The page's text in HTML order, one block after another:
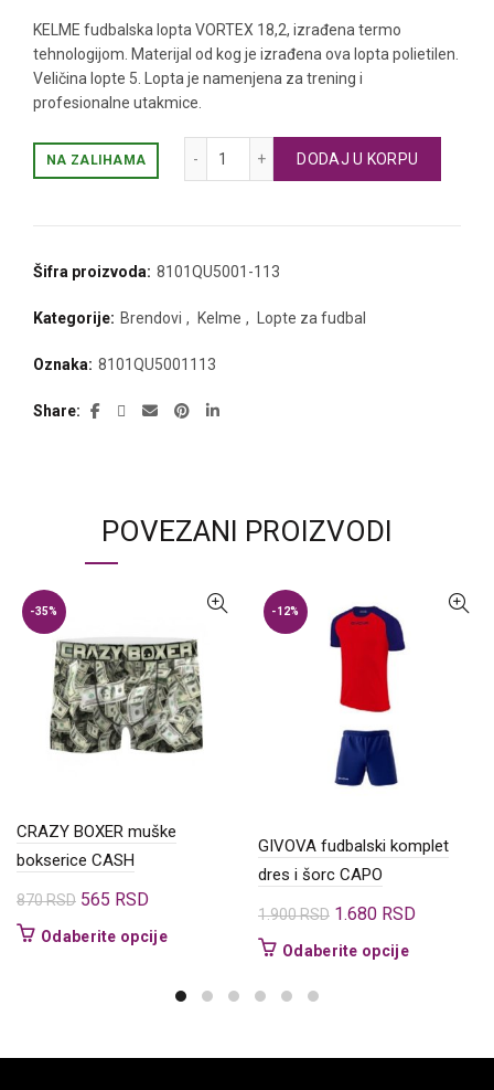
cena
je
3.490 RSD.
cena
je:
KELME fudbalska lopta VORTEX 18,2, izrađena termo
tehnologijom. Materijal od kog je izrađena ova lopta polietilen.
Veličina lopte 5. Lopta je namenjena za trening i
profesionalne utakmice.
NA ZALIHAMA
KELME fudbalska lopta VORTEX 18,2
DODAJ U KORPU
Šifra proizvoda: 8101QU5001-113
Kategorije: Brendovi , Kelme , Lopte za fudbal
Oznaka: 8101QU5001113
Share
POVEZANI PROIZVODI
-35%
CRAZY BOXER muške
bokserice CASH
870RSD Originalna
cena
565 RSDTrenutna
cena
Odaberite opcijeOvaj
Opcije
-12%
GIVOVA fudbalski komplet
dres i šorc CAPO
1.900RSD Originalna
cena
1.680 RSDTrenutna
Odaberite opcijeOvaj